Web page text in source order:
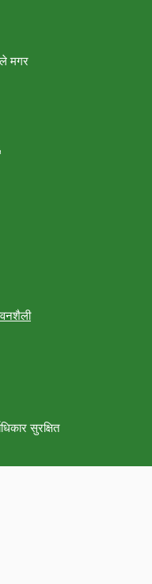
मगर
सुरक्षित